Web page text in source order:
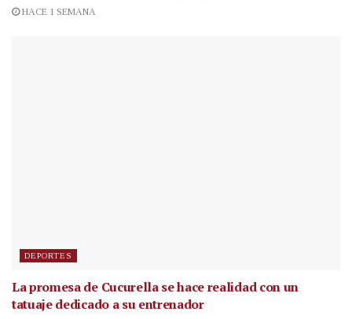
HACE 1 SEMANA
DEPORTES
La promesa de Cucurella se hace realidad con un
tatuaje dedicado a su entrenador